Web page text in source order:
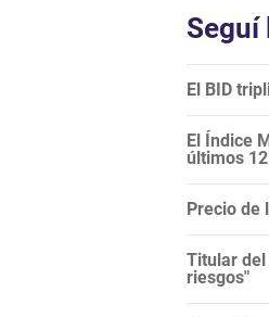
Seguí
El BID
El Índice
últimos
Precio de
Titular del
riesgos"